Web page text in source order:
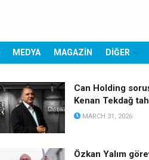
MEDYA MAGAZİN DİĞER
Can Holding
Kenan Tekdağ
MARCH 31, 2026
Özkan Yalım